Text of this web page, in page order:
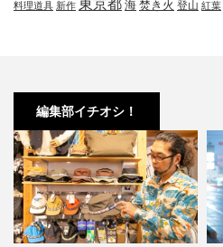
料理道具 新作 東京都 海 焚き火 登山 紅葉
編集部イチオシ！